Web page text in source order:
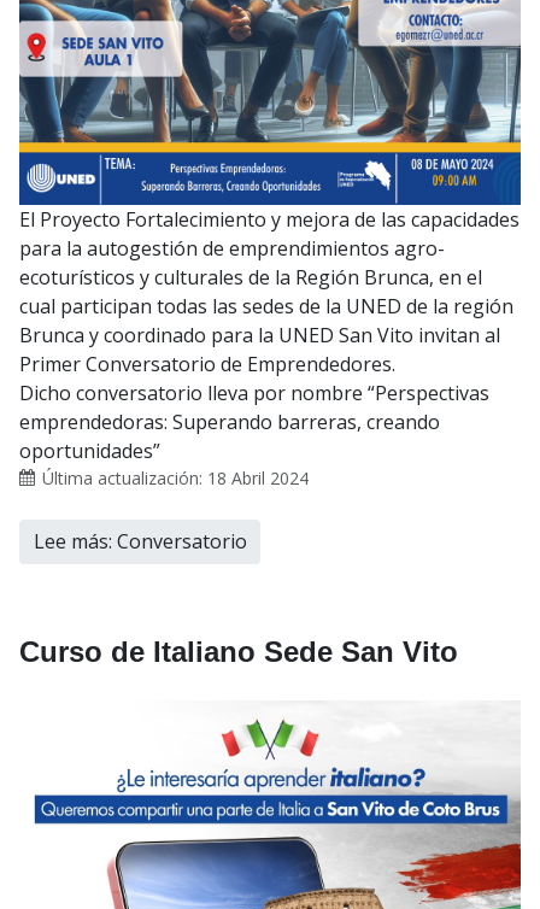
El Proyecto Fortalecimiento y mejora de las capacidades
para la autogestión de emprendimientos agro-
ecoturísticos y culturales de la Región Brunca, en el
cual participan todas las sedes de la UNED de la región
Brunca y coordinado para la UNED San Vito invitan al
Primer Conversatorio de Emprendedores.
Dicho conversatorio lleva por nombre “Perspectivas
emprendedoras: Superando barreras, creando
oportunidades”
Última actualización: 18 Abril 2024
Lee más: Conversatorio
Curso de Italiano Sede San Vito